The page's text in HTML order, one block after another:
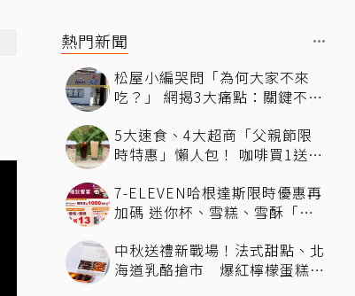
熱門新聞
松屋小編哭問「為何大家不來
吃？」 網揭3大痛點：關鍵不只
5大速食、4大超商「父親節限
時特惠」懶人包！ 咖啡買1送
7-ELEVEN哈根達斯限時優惠再
加碼 迷你杯、雪糕、雪酥「買
中秋送禮新戰場！法式甜點、北
海道乳酪搶市 爆紅檸檬蛋糕熱